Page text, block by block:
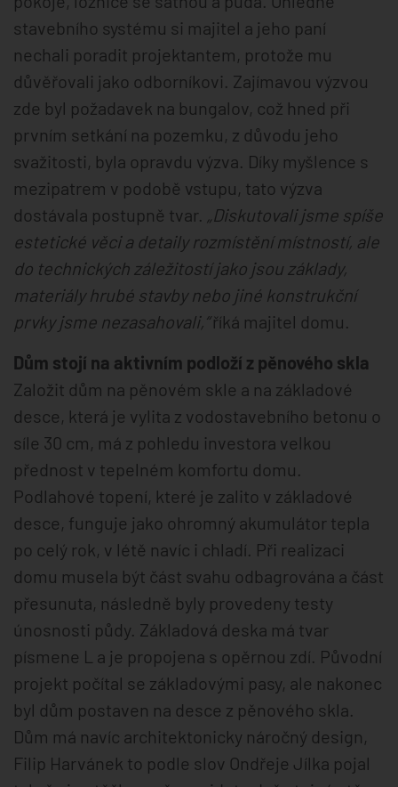
stavebního systému si majitel a jeho paní
nechali poradit projektantem, protože mu
důvěřovali jako odborníkovi. Zajímavou výzvou
zde byl požadavek na bungalov, což hned při
prvním setkání na pozemku, z důvodu jeho
svažitosti, byla opravdu výzva. Díky myšlence s
mezipatrem v podobě vstupu, tato výzva
dostávala postupně tvar. „Diskutovali jsme spíše
estetické věci a detaily rozmístění místností, ale
do technických záležitostí jako jsou základy,
materiály hrubé stavby nebo jiné konstrukční
prvky jsme nezasahovali,“říká majitel domu.
Dům stojí na aktivním podloží z pěnového skla
Založit dům na pěnovém skle a na základové
desce, která je vylita z vodostavebního betonu o
síle 30 cm, má z pohledu investora velkou
přednost v tepelném komfortu domu.
Podlahové topení, které je zalito v základové
desce, funguje jako ohromný akumulátor tepla
po celý rok, v létě navíc i chladí. Při realizaci
domu musela být část svahu odbagrována a část
přesunuta, následně byly provedeny testy
únosnosti půdy. Základová deska má tvar
písmene L a je propojena s opěrnou zdí. Původní
projekt počítal se základovými pasy, ale nakonec
byl dům postaven na desce z pěnového skla.
Dům má navíc architektonicky náročný design,
Filip Harvánek to podle slov Ondřeje Jílka pojal